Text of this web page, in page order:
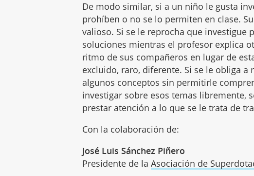
De modo similar, si a un niño le gusta
prohíben o no se lo permiten en clase.
valioso. Si se le reprocha que investigue
soluciones mientras el profesor explica
ritmo de sus compañeros en lugar de
excluido, raro, diferente. Si se le obliga
algunos conceptos sin permitirle
investigar sobre esos temas libremente,
prestar atención a lo que se le trata de
Con la colaboración de:
José Luis Sánchez Piñero
Presidente de laAsociación de